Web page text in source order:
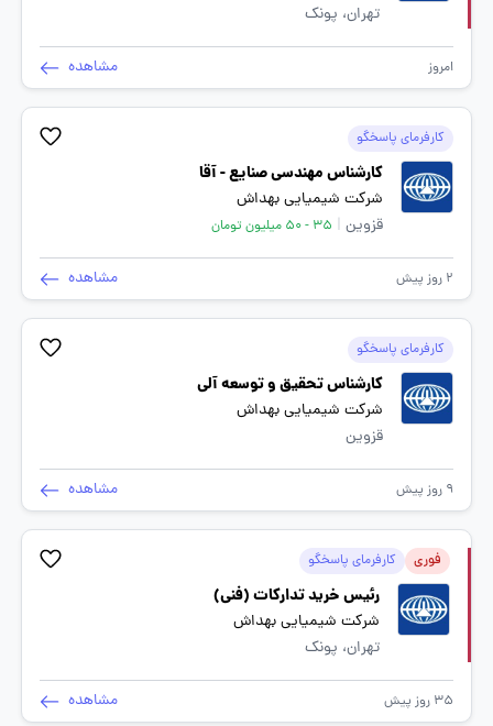
تهران، پونک
امروز مشاهده
کارفرمای پاسخگو
کارشناس مهندسی صنایع - آقا
شرکت شیمیایی بهداش
قزوین | 35 - 50 میلیون تومان
2 روز پیش مشاهده
کارفرمای پاسخگو
کارشناس تحقیق و توسعه آلی
شرکت شیمیایی بهداش
قزوین
9 روز پیش مشاهده
فوری کارفرمای پاسخگو
رئیس خرید تدارکات (فنی)
شرکت شیمیایی بهداش
تهران، پونک
35 روز پیش مشاهده